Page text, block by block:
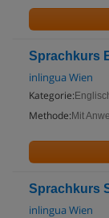
Sprachkurs
inlingua Wien
Kategorie:
Methode: Mit
Sprachkurs
inlingua Wien